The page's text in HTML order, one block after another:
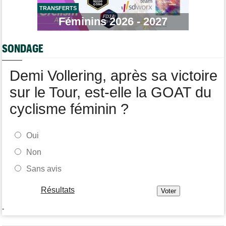
Tour d'Espagne
La Soudal Quick-Step perd un de ses leaders pour la Vuelta !
Tadej Pogacar a joué les supporters pour Urska Zigart
TRANSFERTS
Féminins 2026 - 2027
SONDAGE
Demi Vollering, après sa victoire
sur le Tour, est-elle la GOAT du
cyclisme féminin ?
Oui
Non
Sans avis
Résultats
-